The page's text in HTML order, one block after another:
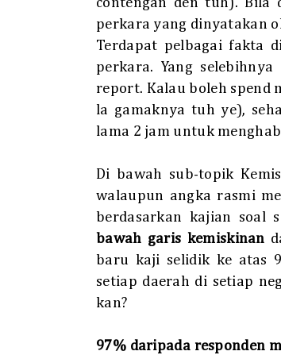
contengan den tuh). Bila
perkara yang dinyatakan
Terdapat pelbagai fakta
perkara. Yang
report. Kalau boleh spend
la gamaknya tuh ye),
lama 2 jam untuk
Di bawah sub-topik
walaupun angka rasmi
berdasarkan kajian soal
bawah garis kemiskinan
baru kaji selidik ke atas
setiap daerah di setiap
kan?
97% daripada responden